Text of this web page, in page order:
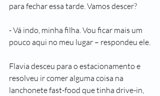
para fechar essa tarde. Vamos descer?
- Vá indo, minha filha. Vou ficar mais um
pouco aqui no meu lugar – respondeu ele.
Flavia desceu para o estacionamento e
resolveu ir comer alguma coisa na
lanchonete fast-food que tinha drive-in,